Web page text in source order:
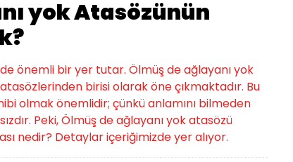
yok Atasözünün
önemli bir yer tutar. Ölmüş de ağlayanı yok
birisi olarak öne çıkmaktadır. Bu
olmak önemlidir; çünkü anlamını bilmeden
Peki, Ölmüş de ağlayanı yok atasözü
nedir? Detaylar içeriğimizde yer alıyor.